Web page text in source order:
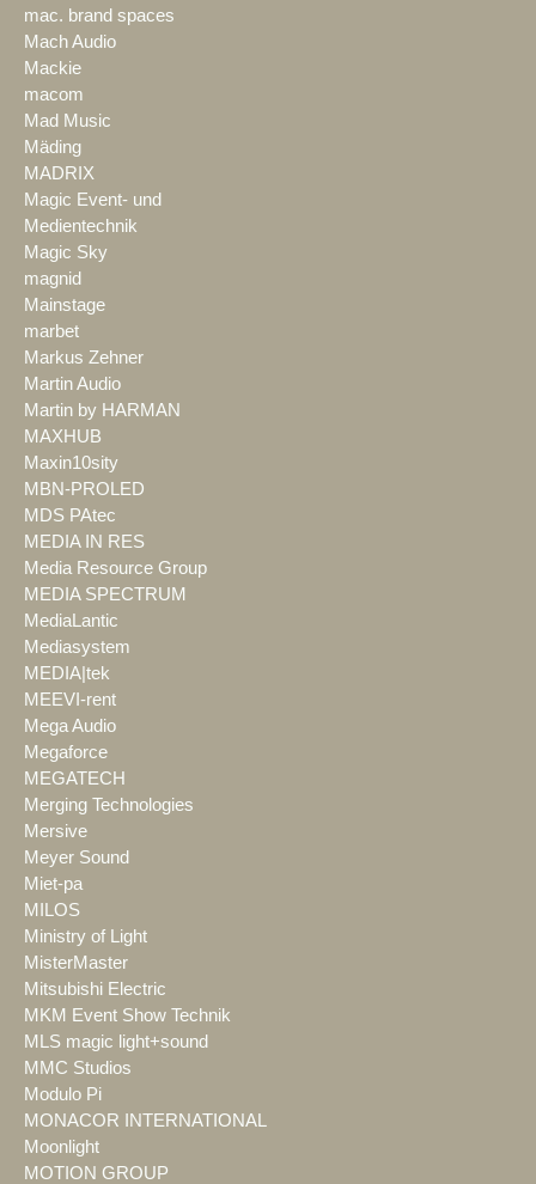
mac. brand spaces
Mach Audio
Mackie
macom
Mad Music
Mäding
MADRIX
Magic Event- und
Medientechnik
Magic Sky
magnid
Mainstage
marbet
Markus Zehner
Martin Audio
Martin by HARMAN
MAXHUB
Maxin10sity
MBN-PROLED
MDS PAtec
MEDIA IN RES
Media Resource Group
MEDIA SPECTRUM
MediaLantic
Mediasystem
MEDIA|tek
MEEVI-rent
Mega Audio
Megaforce
MEGATECH
Merging Technologies
Mersive
Meyer Sound
Miet-pa
MILOS
Ministry of Light
MisterMaster
Mitsubishi Electric
MKM Event Show Technik
MLS magic light+sound
MMC Studios
Modulo Pi
MONACOR INTERNATIONAL
Moonlight
MOTION GROUP